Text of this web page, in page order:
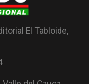
El Tabloide,